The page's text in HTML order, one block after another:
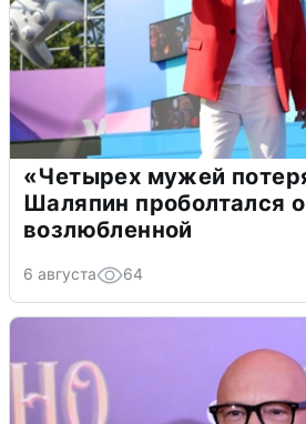
«Четырех мужей
Шаляпин проболтался
возлюбленной
6 августа 64